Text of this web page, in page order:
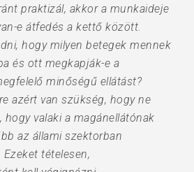
praktizál, akkor a munkaideje
e átfedés a kettő között.
hogy milyen betegek mennek
és ott megkapják-e a
minőségű ellátást?
azért van szükség, hogy ne
hogy valaki a magánellátónak
az állami szektorban
tételesen,